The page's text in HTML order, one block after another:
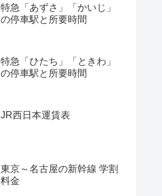
特急「あずさ」「かいじ」
の停車駅と所要時間
特急「ひたち」「ときわ」
の停車駅と所要時間
JR西日本運賃表
東京～名古屋の新幹線 学割
料金